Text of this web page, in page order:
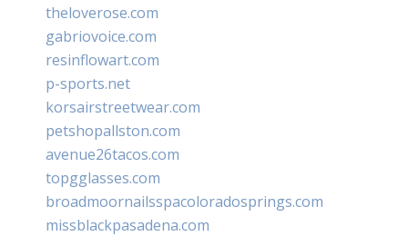
theloverose.com
gabriovoice.com
resinflowart.com
p-sports.net
korsairstreetwear.com
petshopallston.com
avenue26tacos.com
topgglasses.com
broadmoornailsspacoloradosprings.com
missblackpasadena.com